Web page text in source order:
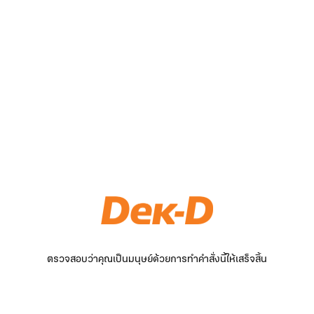
ตรวจสอบว่าคุณเป็นมนุษย์ด้วยการทำคำสั่งนี้ให้เสร็จสิ้น